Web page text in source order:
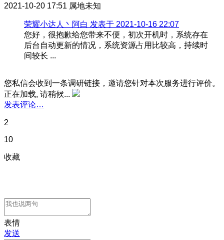
2021-10-20 17:51 属地未知
荣耀小达人丶阿白 发表于 2021-10-16 22:07
您好，很抱歉给您带来不便，初次开机时，系统存在
后台自动更新的情况，系统资源占用比较高，持续时
间较长 ...
您私信会收到一条调研链接，邀请您针对本次服务进行评价。
正在加载, 请稍候...
发表评论…
2
10
收藏
表情
发送